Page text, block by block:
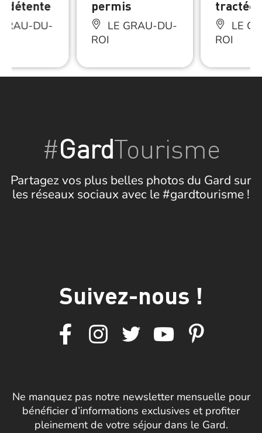
détente
DU-
permis
LE GRAU-DU-
ROI
tractées
LE
ROI
#GardTourisme
Partagez vos plus belles photos du Gard sur
les réseaux sociaux avec le #gardtourisme !
Suivez-nous !
Ne manquez pas notre newsletter mensuelle pour
bénéficier d’informations exclusives et profiter
pleinement de votre séjour dans le Gard.